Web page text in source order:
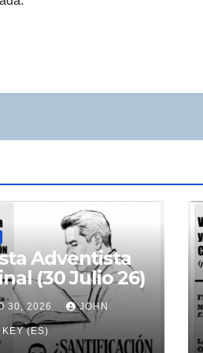
Adventista
(30 Julio 26)
30, 2026 JOHN
KEY (ES)